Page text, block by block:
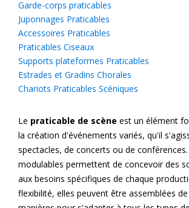
Garde-corps praticables
Juponnages Praticables
Accessoires Praticables
Praticables Ciseaux
Supports plateformes Praticables
Estrades et Gradins Chorales
Chariots Praticables Scéniques
Le praticable de scène est un élément
la création d'événements variés, qu'il
spectacles, de concerts ou de
modulables permettent de concevoir des
aux besoins spécifiques de chaque
flexibilité, elles peuvent être assemblées